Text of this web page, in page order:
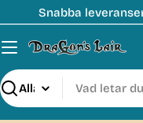
till
innehåll
Snabba
Sök